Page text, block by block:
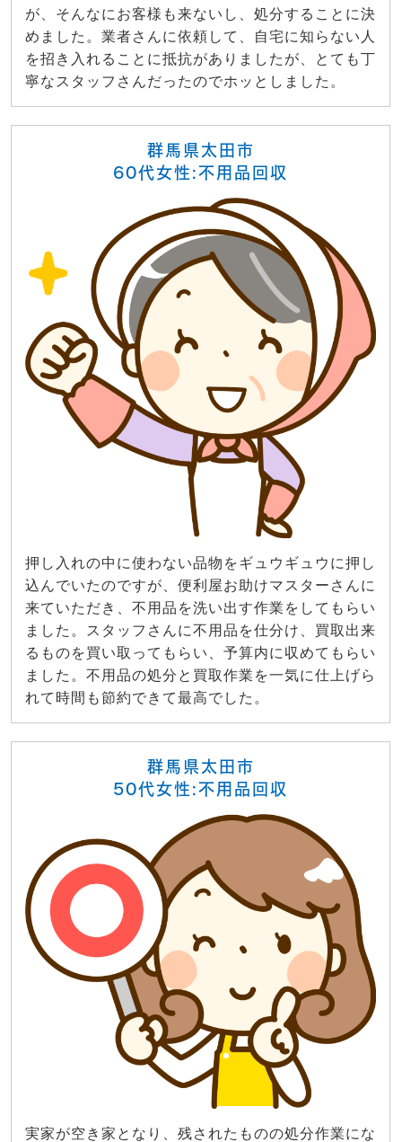
が、そんなにお客様も来ないし、処分することに決
めました。業者さんに依頼して、自宅に知らない人
を招き入れることに抵抗がありましたが、とても丁
寧なスタッフさんだったのでホッとしました。
群馬県太田市
60代女性:不用品回収
押し入れの中に使わない品物をギュウギュウに押し
込んでいたのですが、便利屋お助けマスターさんに
来ていただき、不用品を洗い出す作業をしてもらい
ました。スタッフさんに不用品を仕分け、買取出来
るものを買い取ってもらい、予算内に収めてもらい
ました。不用品の処分と買取作業を一気に仕上げら
れて時間も節約できて最高でした。
群馬県太田市
50代女性:不用品回収
実家が空き家となり、残されたものの処分作業にな